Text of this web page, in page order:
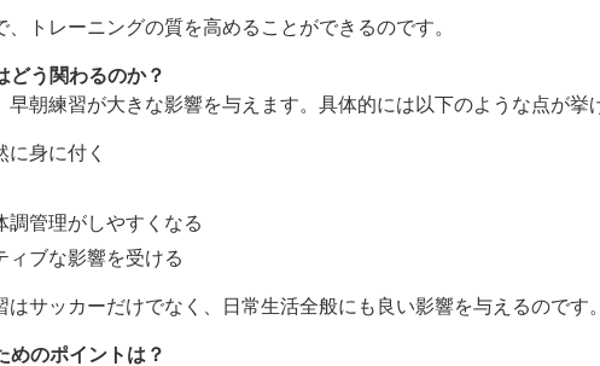
トレーニングの質を高めることができるのです。
どう関わるのか？
朝練習が大きな影響を与えます。具体的には以下のような点が挙
身に付く
調管理がしやすくなる
ィブな影響を受ける
はサッカーだけでなく、日常生活全般にも良い影響を与えるのです。
めのポイントは？